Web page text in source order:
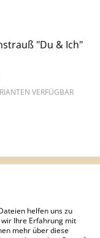
"Du & Ich"
VERFÜGBAR
helfen uns zu
Ihre Erfahrung mit
mehr über diese